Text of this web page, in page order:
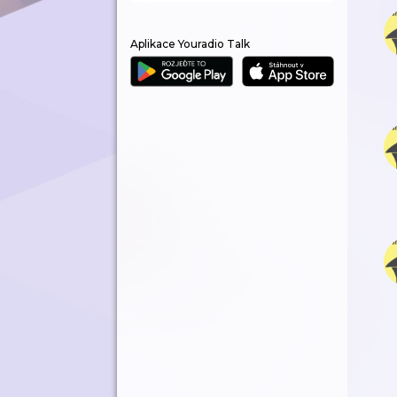
Aplikace Youradio Talk